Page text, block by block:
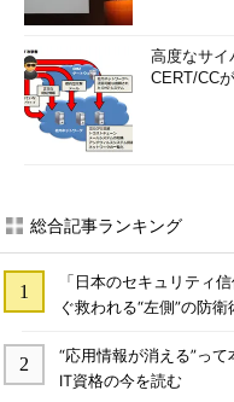
高度なサイ
CERT/CC
総合記事ランキング
「日本のセキュリティ
ぐ救われる“左側”の防衛
“応用情報が消える”っ
IT資格の今を読む